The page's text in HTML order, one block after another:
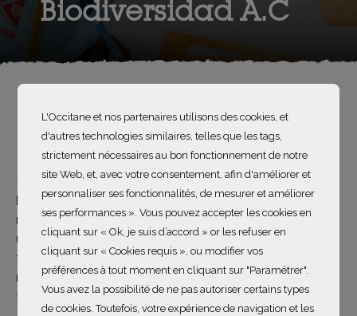
Biodiversidad A.C
Red de Viveros de Biodiversidad est une organisation à
but non lucratif, collaborative et innovante dont la
mission est de sauver les plantes, les forêts et leurs
usages qui constituent le patrimoine bioculturel. Elle
fournit des solutions de pointe pour la conservation, la
récupération et l'utilisation durable des plantes, des
forêts et des écosystèmes urbains.
L'Occitane et nos partenaires utilisons des cookies, et
d'autres technologies similaires, telles que les tags,
strictement nécessaires au bon fonctionnement de notre
site Web, et, avec votre consentement, afin d'améliorer et
personnaliser ses fonctionnalités, de mesurer et améliorer
ses performances ». Vous pouvez accepter les cookies en
cliquant sur « Ok, je suis d’accord » or les refuser en
cliquant sur « Cookies requis », ou modifier vos
préférences à tout moment en cliquant sur "Paramétrer".
Vous avez la possibilité de ne pas autoriser certains types
de cookies. Toutefois, votre expérience de navigation et les